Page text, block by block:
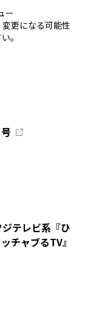
ー
更になる可能性
。
テレビ系『ひ
チャブるTV』